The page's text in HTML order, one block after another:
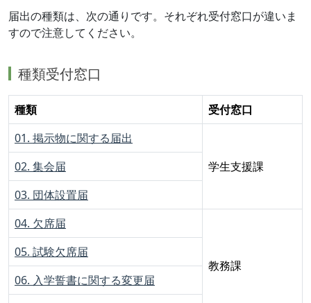
届出の種類は、次の通りです。それぞれ受付窓口が違いま
すので注意してください。
種類受付窓口
種類
受付窓口
01. 掲示物に関する届出
学生支援課
02. 集会届
03. 団体設置届
04. 欠席届
教務課
05. 試験欠席届
06. 入学誓書に関する変更届